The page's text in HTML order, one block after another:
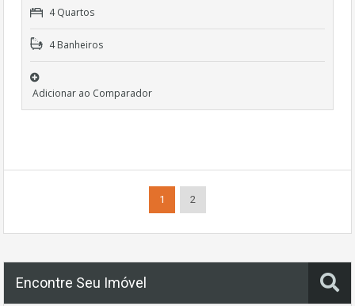
4 Quartos
4 Banheiros
Adicionar ao Comparador
1 2
Encontre Seu Imóvel